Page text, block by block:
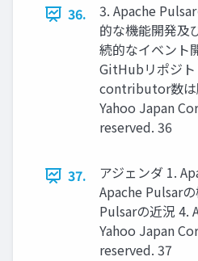
36.
3. Apache
的な機能開発及
続的なイベント
GitHubリポジト
contributor数は
Yahoo Japan
reserved. 36
37.
アジェンダ 1.
Apache Pulsar
Pulsarの近況 4.
Yahoo Japan
reserved. 37